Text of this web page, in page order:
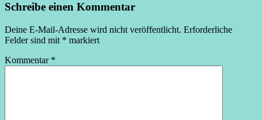
Schreibe einen Kommentar
Deine E-Mail-Adresse wird nicht veröffentlicht. Erforderliche
Felder sind mit * markiert
Kommentar *